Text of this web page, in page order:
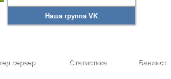
Наша группа VK
сервер Статистика Банлист